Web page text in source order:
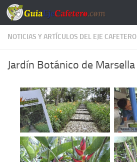
Saltar al contenido
NOTICIAS Y ARTÍCULOS DEL EJE CAFETERO
Jardín Botánico de Marsella